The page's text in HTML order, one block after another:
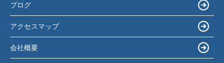
ブログ
アクセスマップ
会社概要